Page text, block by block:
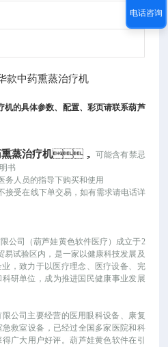
机的具体参数、配置、彩页请联系葫芦
蒸治疗机， 可能含有禁忌
书
务人员的指导下购买和使用
受在线下单交易，如有需求请电话详
公司（葫芦娃黄色软件医疗）成立于2
易试验区内，是一家以健康科技发展及
，致力于以医疗理念、医疗设备、完
研单位，成为推进国民健康事业发展
公司主要经营的医用眼科设备、康复
室急救室设备，已经过全国多家医院和科
广大用户好评。葫芦娃黄色软件在引
电话咨询